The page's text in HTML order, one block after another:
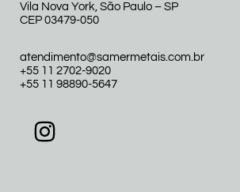
Vila Nova York, São Paulo – SP
CEP 03479-050
atendimento@samermetais.com.br
+55 11 2702-9020
+55 11 98890-5647